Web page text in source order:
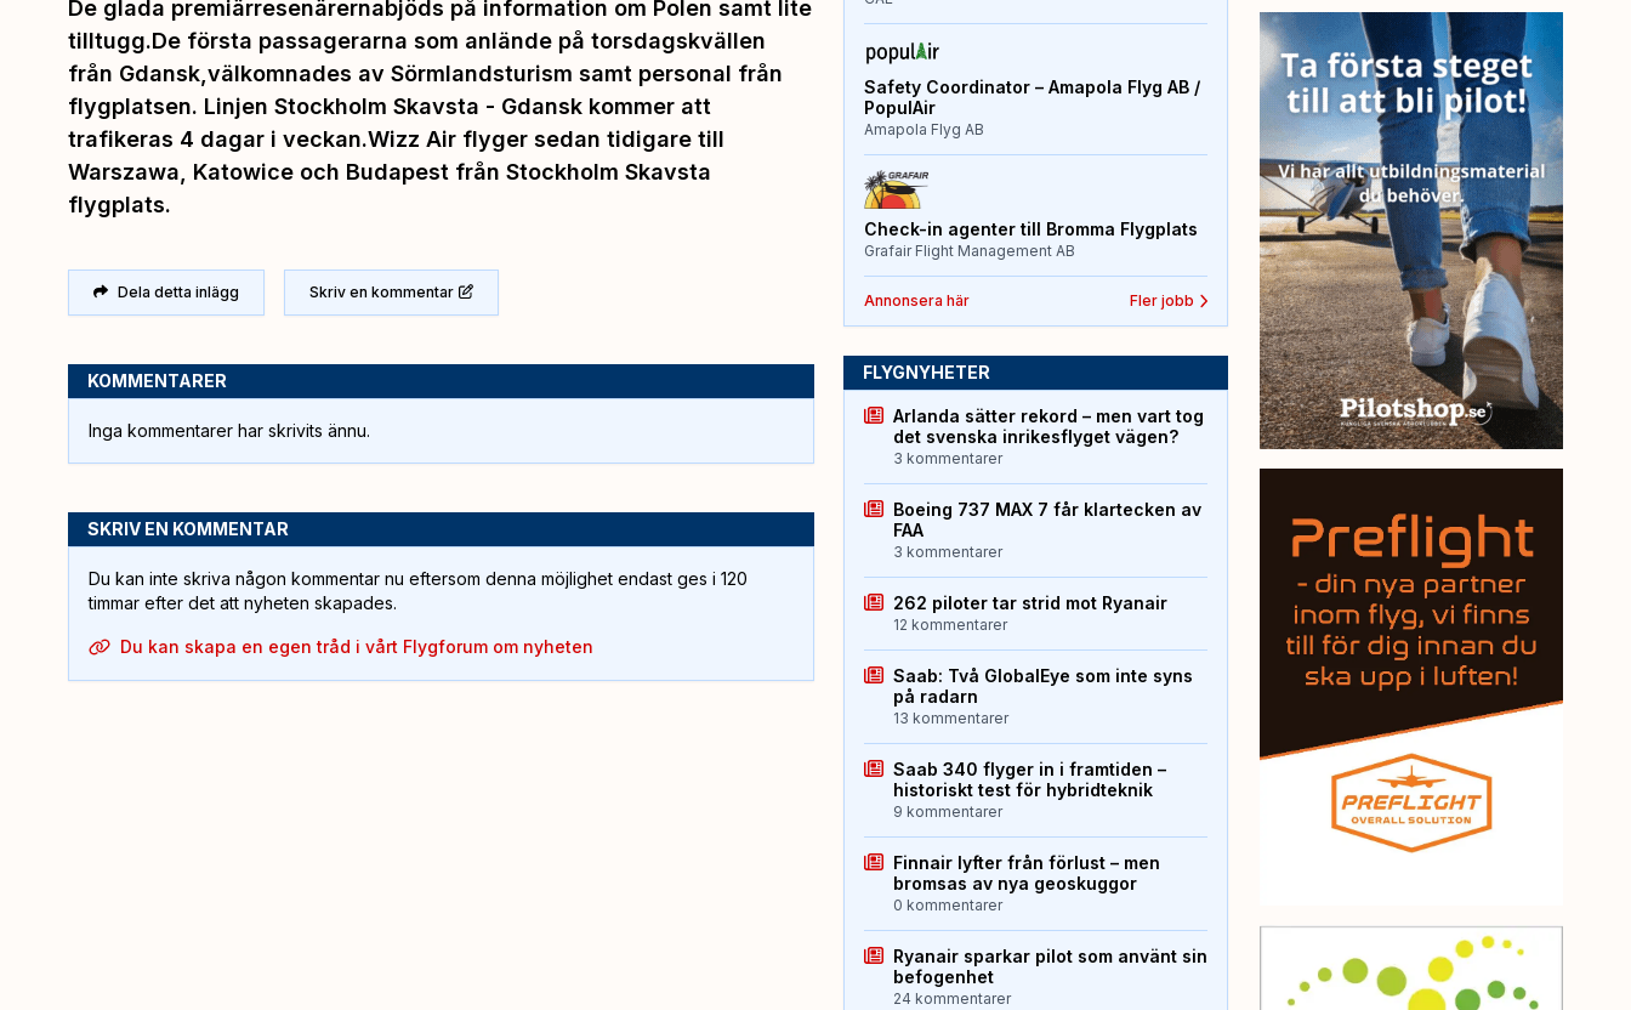
De glada premiärresenärernabjöds på information om Polen samt lite
tilltugg.De första passagerarna som anlände på torsdagskvällen
från Gdansk,välkomnades av Sörmlandsturism samt personal från
flygplatsen. Linjen Stockholm Skavsta - Gdansk kommer att
trafikeras 4 dagar i veckan.Wizz Air flyger sedan tidigare till
Warszawa, Katowice och Budapest från Stockholm Skavsta
flygplats.
Dela detta inlägg Skriv en kommentar
KOMMENTARER
Inga kommentarer har skrivits ännu.
SKRIV EN KOMMENTAR
Du kan inte skriva någon kommentar nu eftersom denna möjlighet endast ges i 120
timmar efter det att nyheten skapades.
Du kan skapa en egen tråd i vårt Flygforum om nyheten
Safety Coordinator – Amapola Flyg AB /
PopulAir
Amapola Flyg AB
Check-in agenter till Bromma Flygplats
Grafair Flight Management AB
Annonsera här Fler jobb
FLYGNYHETER
Arlanda sätter rekord – men vart tog
det svenska inrikesflyget vägen?
3 kommentarer
Boeing 737 MAX 7 får klartecken av
FAA
3 kommentarer
262 piloter tar strid mot Ryanair
12 kommentarer
Saab: Två GlobalEye som inte syns
på radarn
13 kommentarer
Saab 340 flyger in i framtiden –
historiskt test för hybridteknik
9 kommentarer
Finnair lyfter från förlust – men
bromsas av nya geoskuggor
0 kommentarer
Ryanair sparkar pilot som använt sin
befogenhet
24 kommentarer